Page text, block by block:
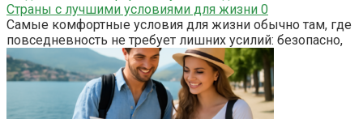
Страны с лучшими условиями для жизни 0
Самые комфортные условия для жизни обычно там, где
повседневность не требует лишних усилий: безопасно,